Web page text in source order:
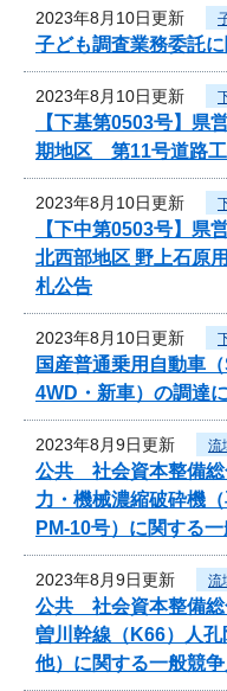
2023年8月10日更新
子ども調査業務委託
2023年8月10日更新
【下基第0503号】
期地区 第11号道路工
2023年8月10日更新
【下中第0503号】
北西部地区 野上石原
札公告
2023年8月10日更新
国産普通乗用自動車
4WD・新車）の調達
2023年8月9日更新 流
公共 社会資本整備総
力・機械濃縮破砕機
PM-10号）に関する
2023年8月9日更新 流
公共 社会資本整備総
曽川幹線（K66）人
他）に関する一般競